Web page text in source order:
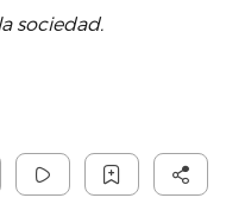
sociedad.